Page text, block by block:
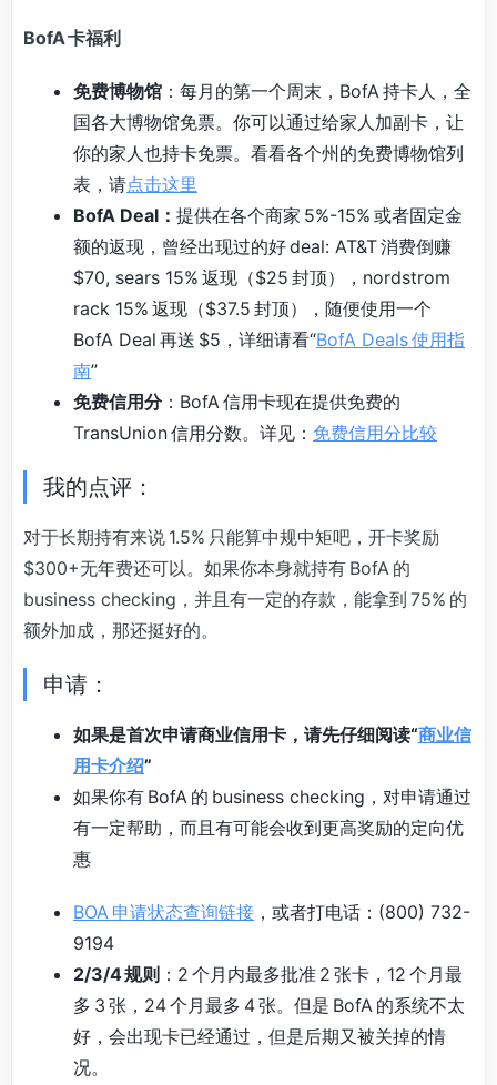
BofA 卡福利
免费博物馆 ：每月的第一个周末，BofA 持卡人，全
国各大博物馆免票。你可以通过给家人加副卡，让
你的家人也持卡免票。看看各个州的免费博物馆列
表，请点击这里
BofA Deal： 提供在各个商家 5%-15% 或者固定金
额的返现，曾经出现过的好 deal: AT&T 消费倒赚
$70, sears 15% 返现（$25 封顶），nordstrom
rack 15% 返现（$37.5 封顶），随便使用一个
BofA Deal 再送 $5，详细请看“BofA Deals 使用指
南”
免费信用分：BofA 信用卡现在提供免费的
TransUnion 信用分数。详见： 免费信用分比较
我的点评：
对于长期持有来说 1.5% 只能算中规中矩吧，开卡奖励
$300+无年费还可以。如果你本身就持有 BofA 的
business checking，并且有一定的存款，能拿到 75% 的
额外加成，那还挺好的。
申请：
如果是首次申请商业信用卡，请先仔细阅读“商业信
用卡介绍”
如果你有 BofA 的 business checking，对申请通过
有一定帮助，而且有可能会收到更高奖励的定向优
惠
BOA 申请状态查询链接 ，或者打电话：(800) 732-
9194
2/3/4 规则 ：2 个月内最多批准 2 张卡，12 个月最
多 3 张，24 个月最多 4 张。但是 BofA 的系统不太
好，会出现卡已经通过，但是后期又被关掉的情
况。